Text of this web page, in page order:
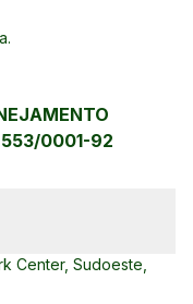
0001-92
Center, Sudoeste,